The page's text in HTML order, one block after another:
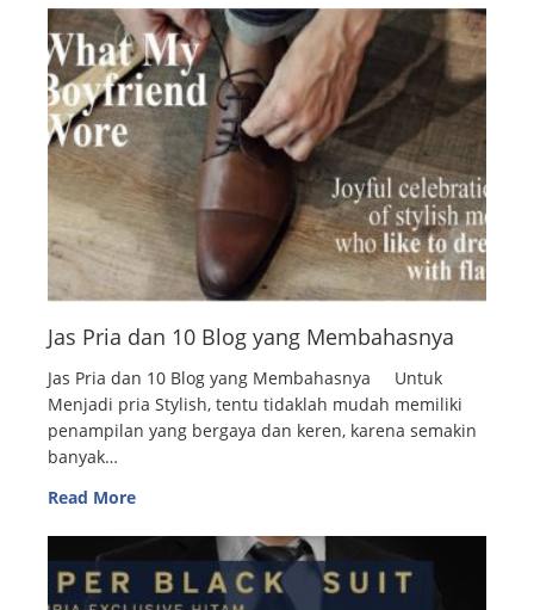
Jas Pria dan 10 Blog yang Membahasnya
Jas Pria dan 10 Blog yang Membahasnya Untuk
Menjadi pria Stylish, tentu tidaklah mudah memiliki
penampilan yang bergaya dan keren, karena semakin
banyak…
Read More